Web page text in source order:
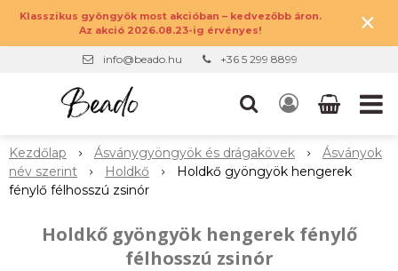
Klasszikus gyöngyök most akcióban – kedvezőbb áron.
Az akció 2026.08.23-ig érvényes!
×
info@beado.hu +36 5 299 8899
Kezdőlap Ásványgyöngyök és drágakövek
Ásványok
név szerint
Holdkő
Holdkő gyöngyök hengerek
fénylő félhosszú zsinór
Holdkő gyöngyök hengerek fénylő
félhosszú zsinór